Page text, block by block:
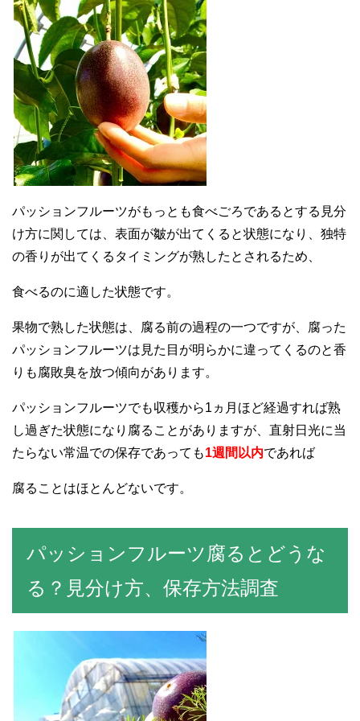
パッションフルーツがもっとも食べごろであるとする見分
け方に関しては、表面が皺が出てくると状態になり、独特
の香りが出てくるタイミングが熟したとされるため、
食べるのに適した状態です。
果物で熟した状態は、腐る前の過程の一つですが、腐った
パッションフルーツは見た目が明らかに違ってくるのと香
りも腐敗臭を放つ傾向があります。
パッションフルーツでも収穫から1ヵ月ほど経過すれば熟
し過ぎた状態になり腐ることがありますが、直射日光に当
たらない常温での保存であっても1週間以内であれば
腐ることはほとんどないです。
パッションフルーツ腐るとどうな
る？見分け方、保存方法調査